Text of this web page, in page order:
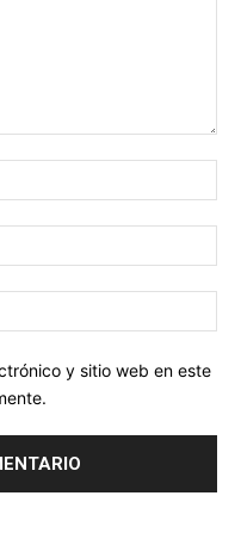
y sitio web en este